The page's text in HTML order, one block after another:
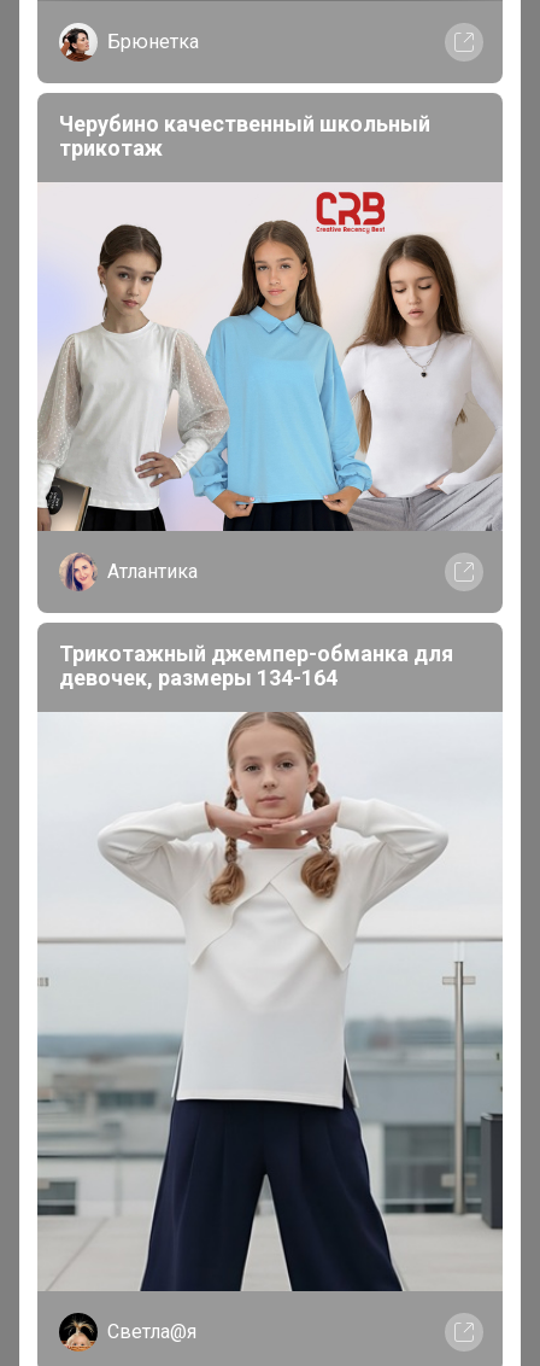
Томочка@
В теме "💚 AdeniumBoom. Семена адениумов,
каудексных, суккулентов. Японские препараты от
болезней и вредителей"
3 марта, 2026 17:20
Томочка@
Магистр
В теме "Напитки из Вьетнама, рис из Индии, паста
Брюнетка
Черубино качественный школьный
трикотаж
Атлантика
Трикотажный джемпер-обманка для
девочек, размеры 134-164
Светла@я